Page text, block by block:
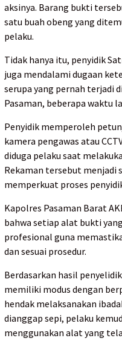
aksinya. Barang bukti
satu buah obeng yang
pelaku.
Tidak hanya itu, penyidik
juga mendalami dugaan
serupa yang pernah terjadi
Pasaman, beberapa waktu
Penyidik memperoleh
kamera pengawas atau
diduga pelaku saat
Rekaman tersebut menjadi
memperkuat proses
Kapolres Pasaman Barat
bahwa setiap alat bukti
profesional guna
dan sesuai prosedur.
Berdasarkan hasil
memiliki modus dengan
hendak melaksanakan
dianggap sepi, pelaku
menggunakan alat yang